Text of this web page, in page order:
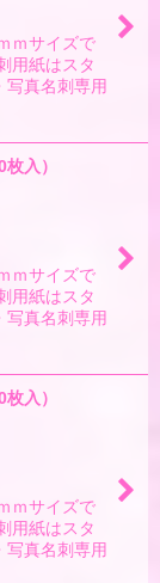
ｍサイズで
用紙はスタ
写真名刺専用
入）
ｍサイズで
用紙はスタ
写真名刺専用
入）
ｍサイズで
用紙はスタ
写真名刺専用